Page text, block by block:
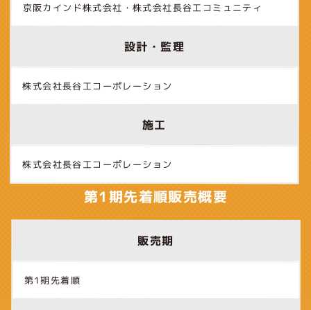
京阪カインド株式会社・株式会社長谷工コミュニティ
設計・監理
株式会社長谷工コーポレーション
施工
株式会社長谷工コーポレーション
第1期先着順販売概要
販売期
第1期先着順